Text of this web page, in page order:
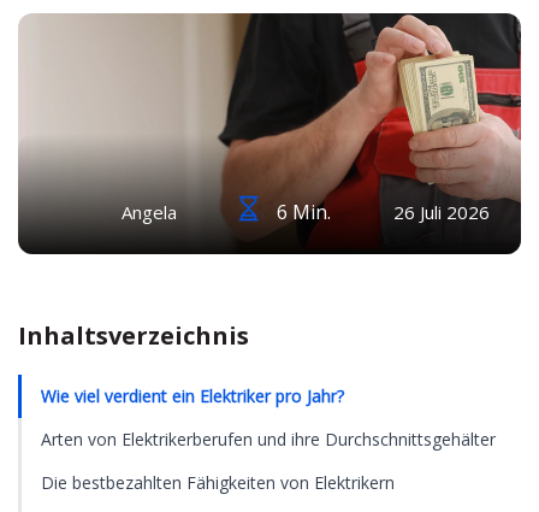
Angela 6 Min. 26 Juli 2026
Inhaltsverzeichnis
Wie viel verdient ein Elektriker pro Jahr?
Arten von Elektrikerberufen und ihre Durchschnittsgehälter
Die bestbezahlten Fähigkeiten von Elektrikern